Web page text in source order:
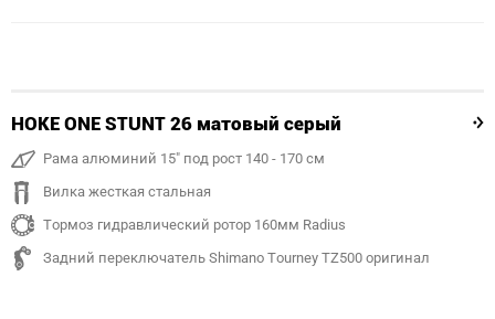
HOKE ONE STUNT 26 матовый серый
Рама алюминий 15" под рост 140 - 170 см
Вилка жесткая стальная
Тормоз гидравлический ротор 160мм Radius
Задний переключатель Shimano Tourney TZ500 оригинал